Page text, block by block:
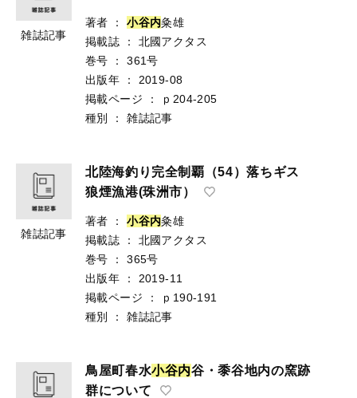
雑誌記事
著者 ： 小谷内粂雄
掲載誌
：
北國アクタス
巻号
：
361号
出版年
：
2019-08
掲載ページ
：
ｐ204-205
種別
： 雑誌記事
雑誌記事
北陸海釣り完全制覇（54）落ちギス
狼煙漁港(珠洲市）
著者 ： 小谷内粂雄
掲載誌
：
北國アクタス
巻号
：
365号
出版年
：
2019-11
掲載ページ
：
ｐ190-191
種別
： 雑誌記事
鳥屋町春水小谷内谷・黍谷地内の窯跡
群について